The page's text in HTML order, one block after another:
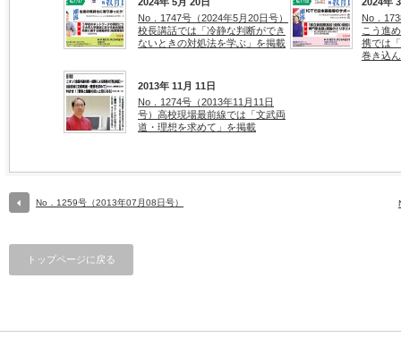
No．1747号（2024年5月20日号）
校長講話では「冷静な判断ができ
ないときの対処法を学ぶ」を掲載
No．
こう進
携では
巻き込
2013年 11月 11日
No．1274号（2013年11月11日
号）高校現場最前線では「文武両
道・理想を求めて」を掲載
No．1259号（2013年07月08日号）
トップページに戻る